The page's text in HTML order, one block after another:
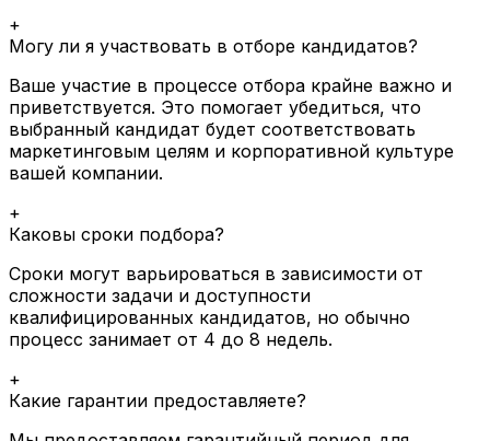
+
Могу ли я участвовать в отборе кандидатов?
Ваше участие в процессе отбора крайне важно и
приветствуется. Это помогает убедиться, что
выбранный кандидат будет соответствовать
маркетинговым целям и корпоративной культуре
вашей компании.
+
Каковы сроки подбора?
Сроки могут варьироваться в зависимости от
сложности задачи и доступности
квалифицированных кандидатов, но обычно
процесс занимает от 4 до 8 недель.
+
Какие гарантии предоставляете?